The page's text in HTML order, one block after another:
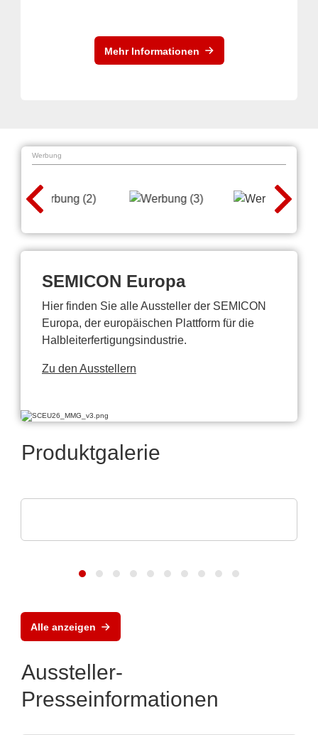
Mehr Informationen
Werbung
SEMICON Europa
Hier finden Sie alle Aussteller der SEMICON
Europa, der europäischen Plattform für die
Halbleiterfertigungsindustrie.
Zu den Ausstellern
Produktgalerie
Alle anzeigen
Aussteller-
Presseinformationen